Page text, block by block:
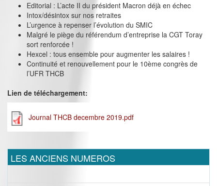
Editorial : L’acte II du président Macron déjà en échec
Intox/désintox sur nos retraites
L’urgence à repenser l’évolution du SMIC
Malgré le piège du référendum d’entreprise la CGT Toray
sort renforcée !
Hexcel : tous ensemble pour augmenter les salaires !
Continuité et renouvellement pour le 10ème congrès de
l’UFR THCB
Lien de téléchargement:
Journal THCB decembre 2019.pdf
LES ANCIENS NUMEROS